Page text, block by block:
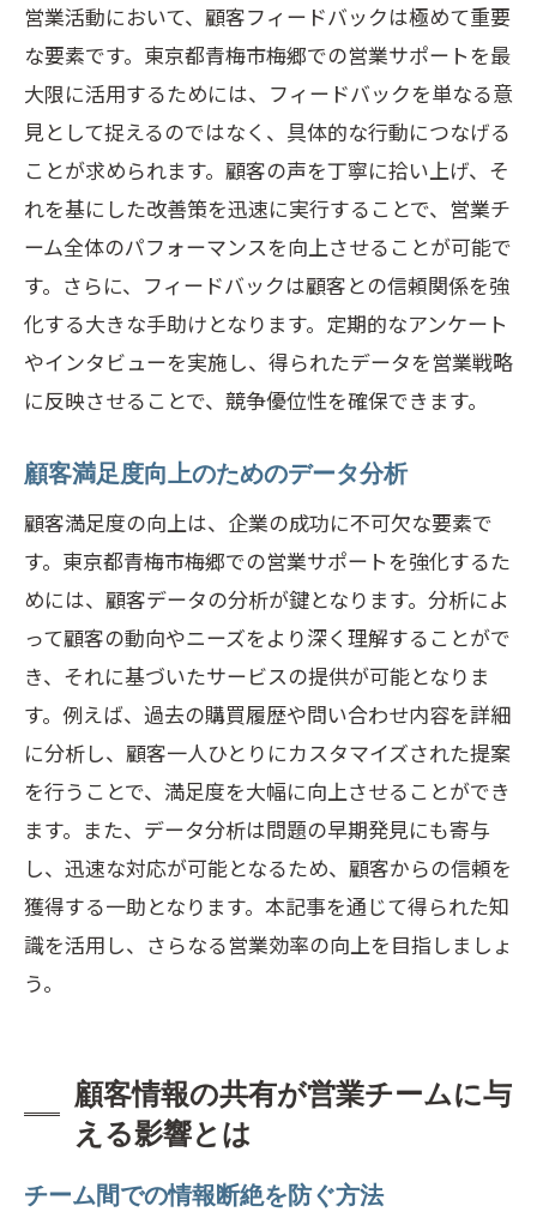
営業活動において、顧客フィードバックは極めて重要
な要素です。東京都青梅市梅郷での営業サポートを最
大限に活用するためには、フィードバックを単なる意
見として捉えるのではなく、具体的な行動につなげる
ことが求められます。顧客の声を丁寧に拾い上げ、そ
れを基にした改善策を迅速に実行することで、営業チ
ーム全体のパフォーマンスを向上させることが可能で
す。さらに、フィードバックは顧客との信頼関係を強
化する大きな手助けとなります。定期的なアンケート
やインタビューを実施し、得られたデータを営業戦略
に反映させることで、競争優位性を確保できます。
顧客満足度向上のためのデータ分析
顧客満足度の向上は、企業の成功に不可欠な要素で
す。東京都青梅市梅郷での営業サポートを強化するた
めには、顧客データの分析が鍵となります。分析によ
って顧客の動向やニーズをより深く理解することがで
き、それに基づいたサービスの提供が可能となりま
す。例えば、過去の購買履歴や問い合わせ内容を詳細
に分析し、顧客一人ひとりにカスタマイズされた提案
を行うことで、満足度を大幅に向上させることができ
ます。また、データ分析は問題の早期発見にも寄与
し、迅速な対応が可能となるため、顧客からの信頼を
獲得する一助となります。本記事を通じて得られた知
識を活用し、さらなる営業効率の向上を目指しましょ
う。
顧客情報の共有が営業チームに与
える影響とは
チーム間での情報断絶を防ぐ方法